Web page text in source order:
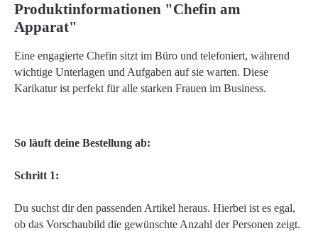
Produktinformationen "Chefin am
Apparat"
Eine engagierte Chefin sitzt im Büro und telefoniert, während
wichtige Unterlagen und Aufgaben auf sie warten. Diese
Karikatur ist perfekt für alle starken Frauen im Business.
So läuft deine Bestellung ab:
Schritt 1:
Du suchst dir den passenden Artikel heraus. Hierbei ist es egal,
ob das Vorschaubild die gewünschte Anzahl der Personen zeigt.